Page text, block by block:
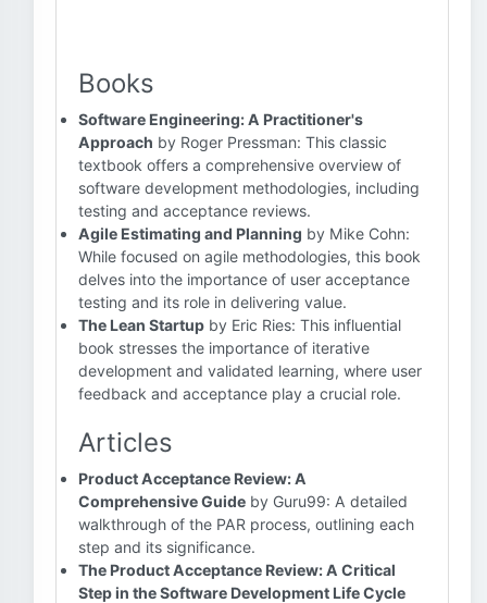
Books
Software Engineering: A Practitioner's
Approach by Roger Pressman: This classic
textbook offers a comprehensive overview of
software development methodologies, including
testing and acceptance reviews.
Agile Estimating and Planning by Mike Cohn:
While focused on agile methodologies, this book
delves into the importance of user acceptance
testing and its role in delivering value.
The Lean Startup by Eric Ries: This influential
book stresses the importance of iterative
development and validated learning, where user
feedback and acceptance play a crucial role.
Articles
Product Acceptance Review: A
Comprehensive Guide by Guru99: A detailed
walkthrough of the PAR process, outlining each
step and its significance.
The Product Acceptance Review: A Critical
Step in the Software Development Life Cycle